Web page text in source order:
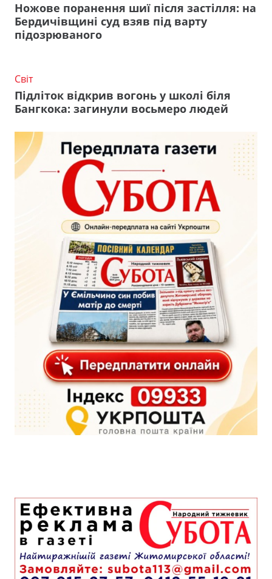
Ножове поранення шиї після застілля: на
Бердичівщині суд взяв під варту
підозрюваного
Світ
Підліток відкрив вогонь у школі біля
Бангкока: загинули восьмеро людей